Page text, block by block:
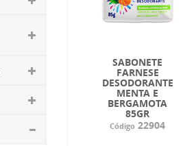
SABONETE
FARNESE
DESODORANTE
MENTA E
BERGAMOTA
85GR
Código 22904